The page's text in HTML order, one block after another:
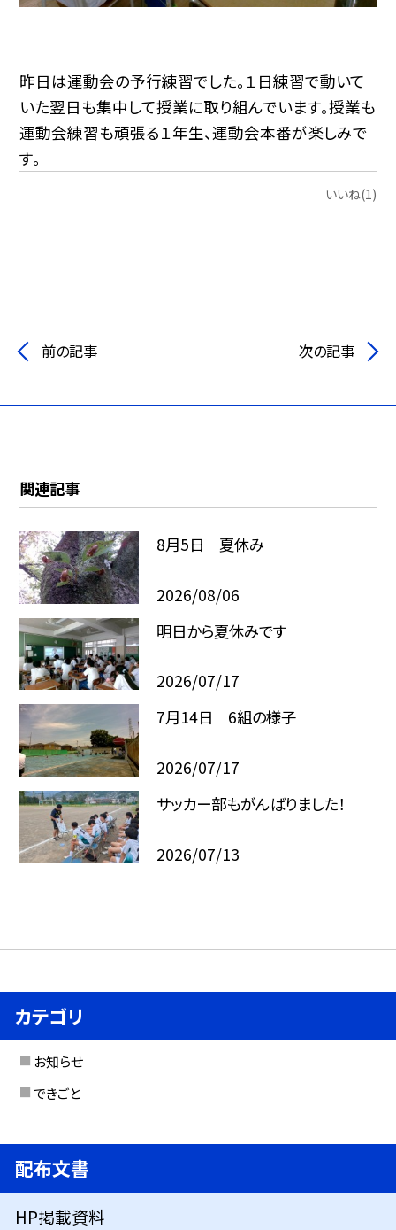
昨日は運動会の予行練習でした。１日練習で動いて
いた翌日も集中して授業に取り組んでいます。授業も
運動会練習も頑張る１年生、運動会本番が楽しみで
す。
いいね(1)
前の記事 次の記事
関連記事
8月5日 夏休み
2026/08/06
明日から夏休みです
2026/07/17
7月14日 6組の様子
2026/07/17
サッカー部もがんばりました！
2026/07/13
カテゴリ
お知らせ
できごと
配布文書
HP掲載資料